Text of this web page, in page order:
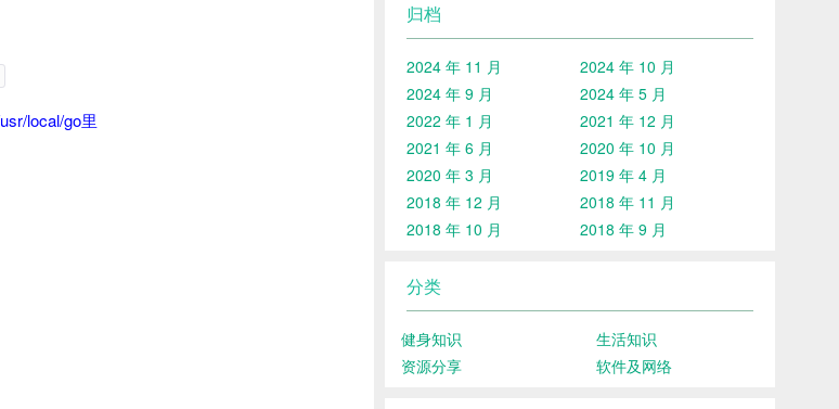
local/go里
归档
2024 年 11 月
2024 年 10 月
2024 年 9 月
2024 年 5 月
2022 年 1 月
2021 年 12 月
2021 年 6 月
2020 年 10 月
2020 年 3 月
2019 年 4 月
2018 年 12 月
2018 年 11 月
2018 年 10 月
2018 年 9 月
分类
健身知识
生活知识
资源分享
软件及网络